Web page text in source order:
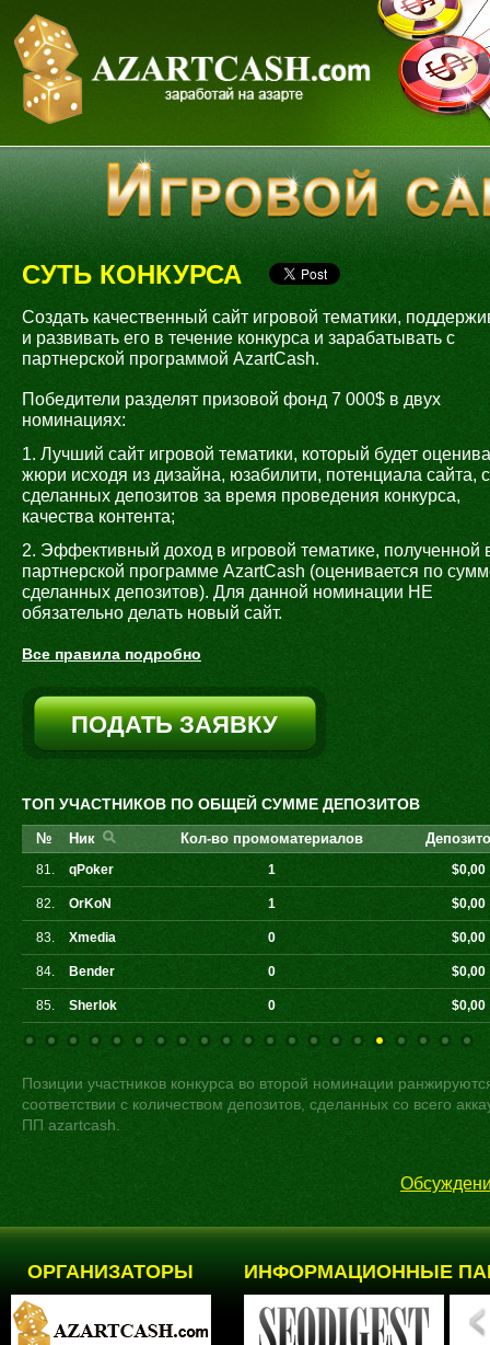
СУТЬ КОНКУРСА
Создать качественный сайт игровой тематики,
и развивать его в течение конкурса и зарабатывать с
партнерской программой AzartCash.
Победители разделят призовой фонд 7 000$ в двух
номинациях:
1. Лучший сайт игровой тематики, который будет
жюри исходя из дизайна, юзабилити, потенциала сайта,
сделанных депозитов за время проведения конкурса,
качества контента;
2. Эффективный доход в игровой тематике, полученной
партнерской программе AzartCash (оценивается по
сделанных депозитов). Для данной номинации НЕ
обязательно делать новый сайт.
Все правила подробно
ПОДАТЬ ЗАЯВКУ
ТОП УЧАСТНИКОВ ПО ОБЩЕЙ СУММЕ ДЕПОЗИТОВ
№ Ник Кол-во промоматериалов
81. qPoker 1 $0,00
82. OrKoN 1 $0,00
83. Xmedia 0 $0,00
84. Bender 0 $0,00
85. Sherlok 0 $0,00
Позиции участников конкурса во второй номинации
соответствии с количеством депозитов, сделанных со всего
ПП azartcash.
ОРГАНИЗАТОРЫ ИНФОРМАЦИОННЫЕ